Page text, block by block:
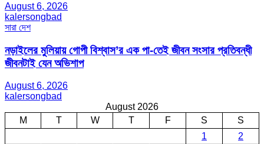
August 6, 2026
kalersongbad
সারা দেশ
নড়াইলের মুলিয়ায় গোপী বিশ্বাস’র এক পা-তেই জীবন সংসার প্রতিবন্ধী
জীবনটাই যেন অভিশাপ
August 6, 2026
kalersongbad
August 2026
M
T W T F S
S
1
2